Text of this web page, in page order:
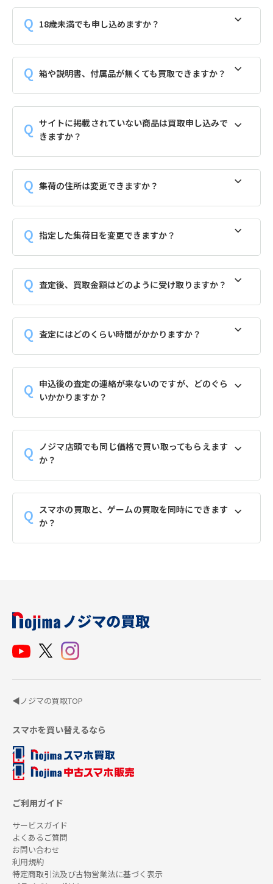
18歳未満でも申し込めますか？
箱や説明書、付属品が無くても買取できますか？
サイトに掲載されていない商品は買取申し込みで
きますか？
集荷の住所は変更できますか？
指定した集荷日を変更できますか？
査定後、買取金額はどのように受け取りますか？
査定にはどのくらい時間がかかりますか？
申込後の査定の連絡が来ないのですが、どのぐら
いかかりますか？
ノジマ店頭でも同じ価格で買い取ってもらえます
か？
スマホの買取と、ゲームの買取を同時にできます
か？
◀ノジマの買取TOP
スマホを買い替えるなら
ご利用ガイド
サービスガイド
よくあるご質問
お問い合わせ
利用規約
特定商取引法及び古物営業法に基づく表示